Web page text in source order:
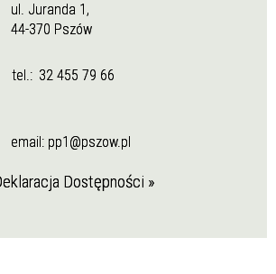
ul. Juranda 1,
44-370 Pszów
tel.: 32 455 79 66
email: pp1@pszow.pl
Dostępności »